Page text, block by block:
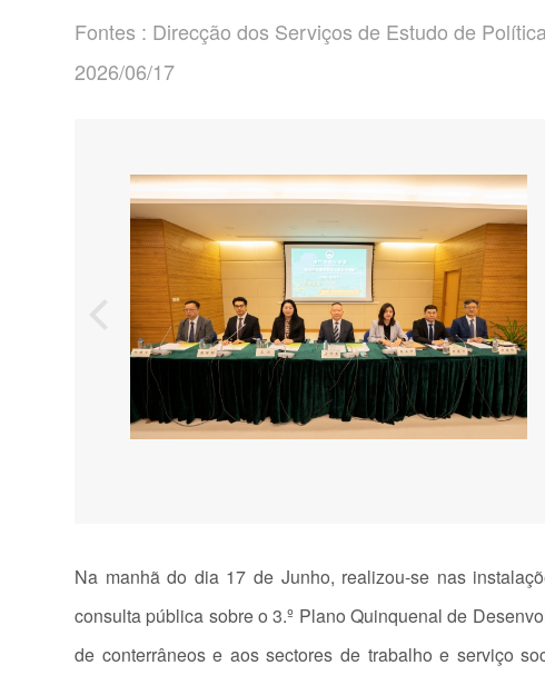
Fontes : Direcção dos Serviços de Estudo de
2026/06/17
Na manhã do dia 17 de Junho, realizou-se nas
consulta pública sobre o 3.º Plano Quinquenal de
de conterrâneos e aos sectores de trabalho e serviço